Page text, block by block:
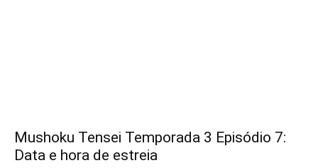
Mushoku Tensei Temporada 3 Episódio 7:
Data e hora de estreia